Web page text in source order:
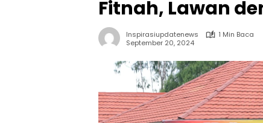
Fitnah, Lawan
Inspirasiupdatenews
1 Min Baca
September 20, 2024